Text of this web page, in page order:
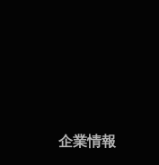
企業情報